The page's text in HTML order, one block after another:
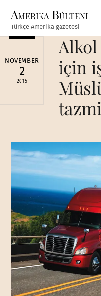
content
Amerika Bülteni
Türkçe Amerika gazetesi
NOVEMBER
2
2015
Alkol
için